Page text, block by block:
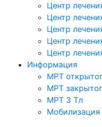
Центр
Центр
Центр
Центр
Центр
Информация
МРТ
МРТ
МРТ 3 Тл